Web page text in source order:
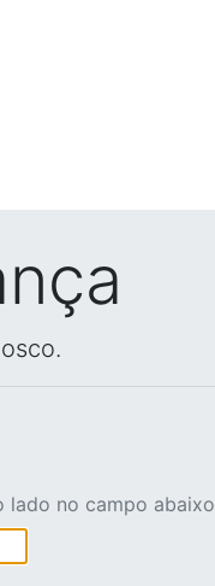
lado no campo abaixo